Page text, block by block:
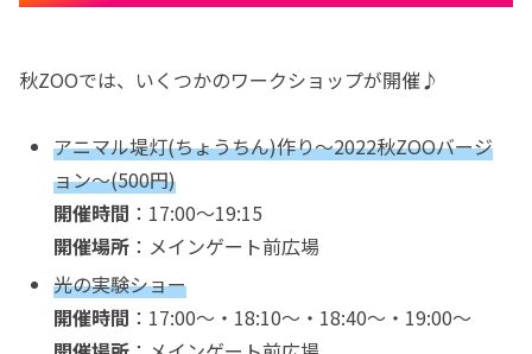
秋ZOOでは、いくつかのワークショップが開催♪
アニマル堤灯(ちょうちん)作り〜2022秋ZOOバージ
ョン〜(500円)
開催時間 ：17:00〜19:15
開催場所 ：メインゲート前広場
光の実験ショー
開催時間 ：17:00〜・18:10〜・18:40〜・19:00〜